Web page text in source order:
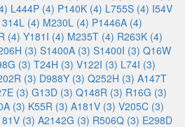
L444P (4) P140K (4) L755S (4) I54V
(4) M230L (4) P1446A (4)
(4) Y181I (4) M235T (4) R263K (4)
(3) S1400A (3) S1400I (3) Q16W
(3) T24H (3) V122I (3) L74I (3)
(3) D988Y (3) Q252H (3) A147T
(3) G13D (3) Q148R (3) R16G (3)
(3) K55R (3) A181V (3) V205C (3)
(3) A2142G (3) R506Q (3) E298D